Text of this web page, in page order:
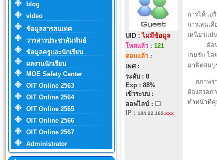
blog
video
ข้อมูลสารสนเทศ
วารสารประชาสัมพันธ์
ข้อมูลครูและนักเรียน
ผลงานนักเรียน
MOE Safety Center
OIT Online 2563
OIT Online 2564
OIT Online 2565
OIT Online 2566
OIT Online 2567
Administrator
UID :ไม่มีข้อมูล
โพสแล้ว: 121
ตอบแล้ว:
เพศ :
ระดับ : 8
Exp : 88%
เข้าระบบ :
ออฟไลน์ :
IP : 184.22.162. xxx
การได้ เ
การเล่นเ
เหนียวแน่
ย้อนไปช่
เกมรับ โ
มาฟิตสมบู
สภาพร่า
ต้องสวดภ
ทำหน้าที่คุ